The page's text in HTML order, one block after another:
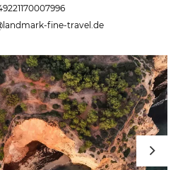
fine-travel.de